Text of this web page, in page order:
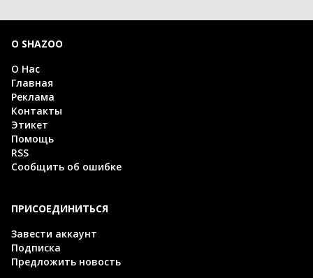
О SHAZOO
О Нас
Главная
Реклама
Контакты
Этикет
Помощь
RSS
Сообщить об ошибке
ПРИСОЕДИНИТЬСЯ
Завести аккаунт
Подписка
Предложить новость